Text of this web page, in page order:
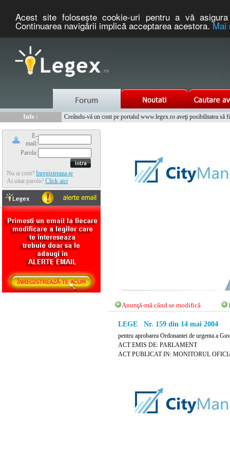
Acest site foloseşte cookie-uri pentru a vă
Continuarea navigării implică acceptarea acestora.Mai
Info :
Creându-vă un cont pe portalul www.legex.ro aveţi posibilitatea să
E-
mail:
Parola:
Nu ai cont? Inregistreaza-te
Ai uitat parola? Click aici
Anunţă-mă când se modifică
LEGE Nr. 159 din 14 mai 2004
pentru aprobarea Ordonantei de urgenta a
ACT EMIS DE: PARLAMENT
ACT PUBLICAT IN: MONITORUL